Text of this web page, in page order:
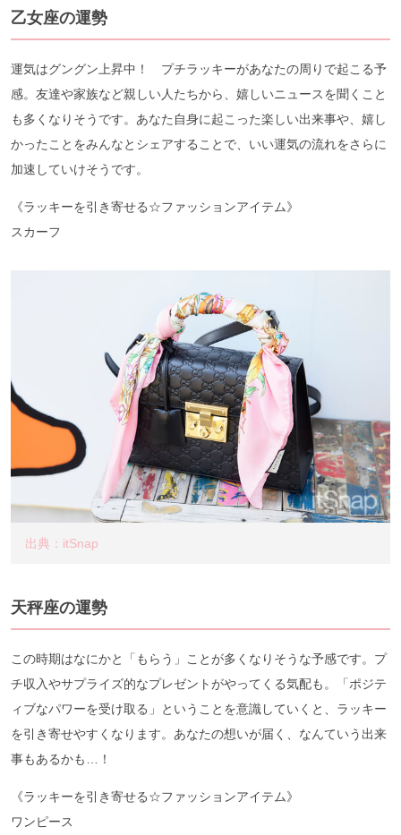
乙女座の運勢
運気はグングン上昇中！ プチラッキーがあなたの周りで起こる予
感。友達や家族など親しい人たちから、嬉しいニュースを聞くこと
も多くなりそうです。あなた自身に起こった楽しい出来事や、嬉し
かったことをみんなとシェアすることで、いい運気の流れをさらに
加速していけそうです。
《ラッキーを引き寄せる☆ファッションアイテム》
スカーフ
出典：itSnap
天秤座の運勢
この時期はなにかと「もらう」ことが多くなりそうな予感です。プ
チ収入やサプライズ的なプレゼントがやってくる気配も。「ポジテ
ィブなパワーを受け取る」ということを意識していくと、ラッキー
を引き寄せやすくなります。あなたの想いが届く、なんていう出来
事もあるかも…！
《ラッキーを引き寄せる☆ファッションアイテム》
ワンピース